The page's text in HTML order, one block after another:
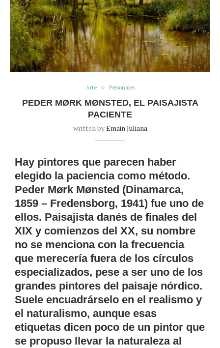
Arte Personajes
PEDER MØRK MØNSTED, EL PAISAJISTA
PACIENTE
written byEmain Juliana
Hay pintores que parecen haber
elegido la paciencia como método.
Peder Mørk Mønsted (Dinamarca,
1859 – Fredensborg, 1941) fue uno de
ellos. Paisajista danés de finales del
XIX y comienzos del XX, su nombre
no se menciona con la frecuencia
que merecería fuera de los círculos
especializados, pese a ser uno de los
grandes pintores del paisaje nórdico.
Suele encuadrárselo en el realismo y
el naturalismo, aunque esas
etiquetas dicen poco de un pintor que
se propuso llevar la naturaleza al